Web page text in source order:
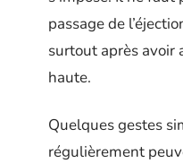
passage de
surtout après avoir
haute.
Quelques gestes
régulièrement